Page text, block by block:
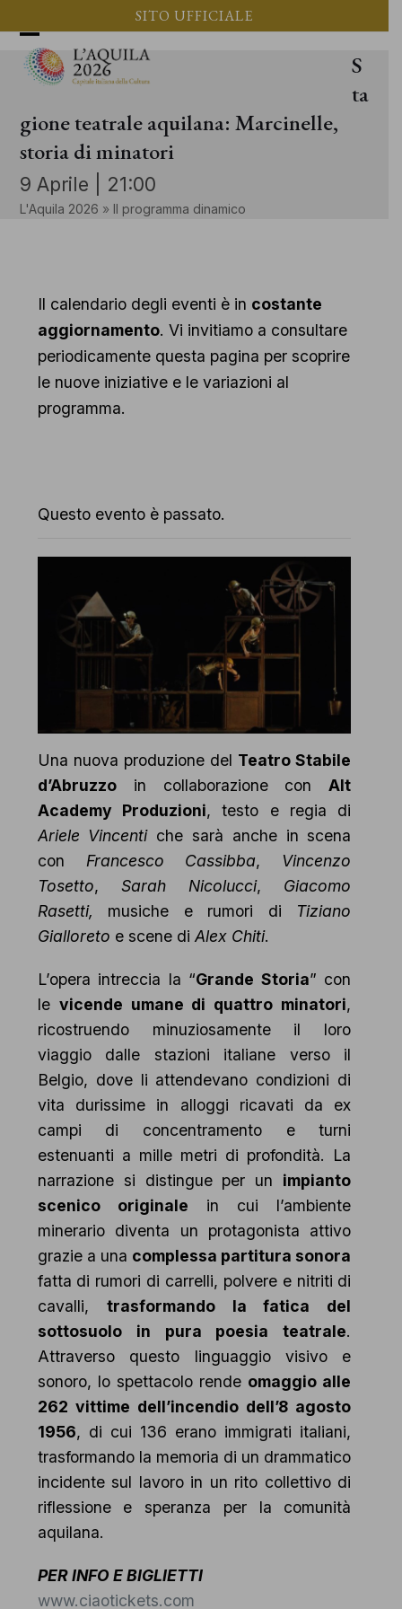
al
contenuto
SITO UFFICIALE
Apri
menu
mobile
Chiudi
menu
mobile
S
ta
gione teatrale aquilana: Marcinelle,
storia di minatori
9 Aprile | 21:00
L'Aquila 2026 » Il programma dinamico
Il calendario degli eventi è in costante
aggiornamento. Vi invitiamo a consultare
periodicamente questa pagina per scoprire
le nuove iniziative e le variazioni al
programma.
Questo evento è passato.
Una nuova produzione del Teatro Stabile
d’Abruzzoin collaborazione conAlt
Academy Produzioni, testo e regia di
Ariele Vincentiche sarà anche in scena
con Francesco Cassibba, Vincenzo
Tosetto, Sarah Nicolucci, Giacomo
Rasetti, musiche e rumori di Tiziano
Gialloreto e scene di Alex Chiti.
L’opera intreccia la “Grande Storia” con
le vicende umane di quattro minatori,
ricostruendo minuziosamente il loro
viaggio dalle stazioni italiane verso il
Belgio, dove li attendevano condizioni di
vita durissime in alloggi ricavati da ex
campi di concentramento e turni
estenuanti a mille metri di profondità. La
narrazione si distingue per un impianto
scenico originale in cui l’ambiente
minerario diventa un protagonista attivo
grazie a una complessa partitura sonora
fatta di rumori di carrelli, polvere e nitriti di
cavalli, trasformando la fatica del
sottosuolo in pura poesia teatrale.
Attraverso questo linguaggio visivo e
sonoro, lo spettacolo rende omaggio alle
262 vittime dell’incendio dell’8 agosto
1956, di cui 136 erano immigrati italiani,
trasformando la memoria di un drammatico
incidente sul lavoro in un rito collettivo di
riflessione e speranza per la comunità
aquilana.
PER INFO E BIGLIETTI
www.ciaotickets.com